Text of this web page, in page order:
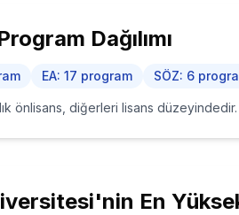
Dağılımı
EA: 17 program SÖZ: 6
önlisans, diğerleri lisans düzeyindedir.
'nin En